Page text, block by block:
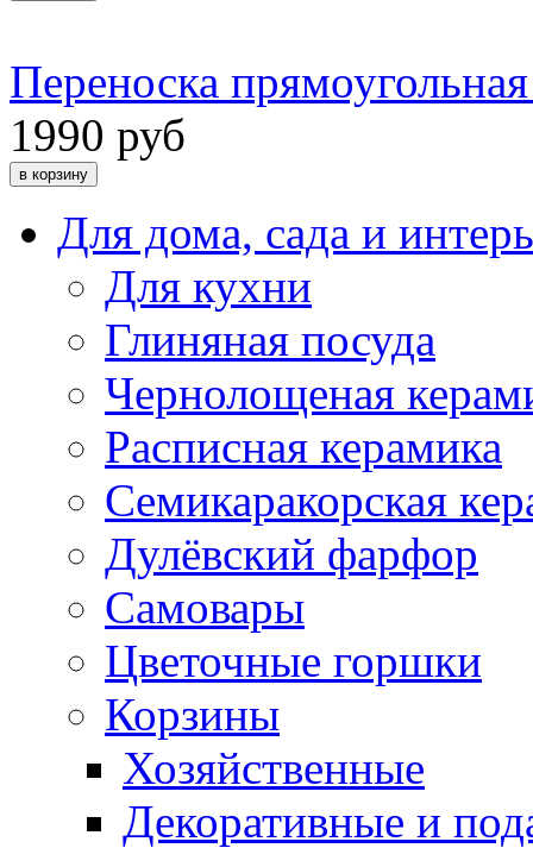
Переноска
1990 руб
Для дома, сада и
Для кухни
Глиняная посуда
Чернолощеная
Расписная керамика
Семикаракорская
Дулёвский фарфор
Самовары
Цветочные горшки
Корзины
Хозяйственные
Декоративные и